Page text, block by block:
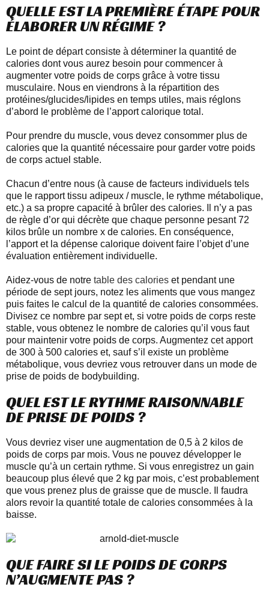
QUELLE EST LA PREMIÈRE ÉTAPE POUR
ÉLABORER UN RÉGIME ?
Le point de départ consiste à déterminer la quantité de
calories dont vous aurez besoin pour commencer à
augmenter votre poids de corps grâce à votre tissu
musculaire. Nous en viendrons à la répartition des
protéines/glucides/lipides en temps utiles, mais réglons
d’abord le problème de l’apport calorique total.
Pour prendre du muscle, vous devez consommer plus de
calories que la quantité nécessaire pour garder votre poids
de corps actuel stable.
Chacun d’entre nous (à cause de facteurs individuels tels
que le rapport tissu adipeux / muscle, le rythme métabolique,
etc.) a sa propre capacité à brûler des calories. Il n’y a pas
de règle d’or qui décrète que chaque personne pesant 72
kilos brûle un nombre x de calories. En conséquence,
l’apport et la dépense calorique doivent faire l’objet d’une
évaluation entièrement individuelle.
Aidez-vous de notre table des calories et pendant une
période de sept jours, notez les aliments que vous mangez
puis faites le calcul de la quantité de calories consommées.
Divisez ce nombre par sept et, si votre poids de corps reste
stable, vous obtenez le nombre de calories qu’il vous faut
pour maintenir votre poids de corps. Augmentez cet apport
de 300 à 500 calories et, sauf s’il existe un problème
métabolique, vous devriez vous retrouver dans un mode de
prise de poids de bodybuilding.
QUEL EST LE RYTHME RAISONNABLE
DE PRISE DE POIDS ?
Vous devriez viser une augmentation de 0,5 à 2 kilos de
poids de corps par mois. Vous ne pouvez développer le
muscle qu’à un certain rythme. Si vous enregistrez un gain
beaucoup plus élevé que 2 kg par mois, c’est probablement
que vous prenez plus de graisse que de muscle. Il faudra
alors revoir la quantité totale de calories consommées à la
baisse.
QUE FAIRE SI LE POIDS DE CORPS
N’AUGMENTE PAS ?